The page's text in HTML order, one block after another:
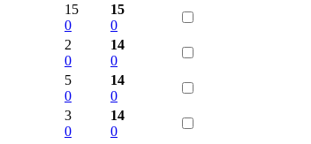
15
0
15
0
2
0
14
0
5
0
14
0
3
0
14
0